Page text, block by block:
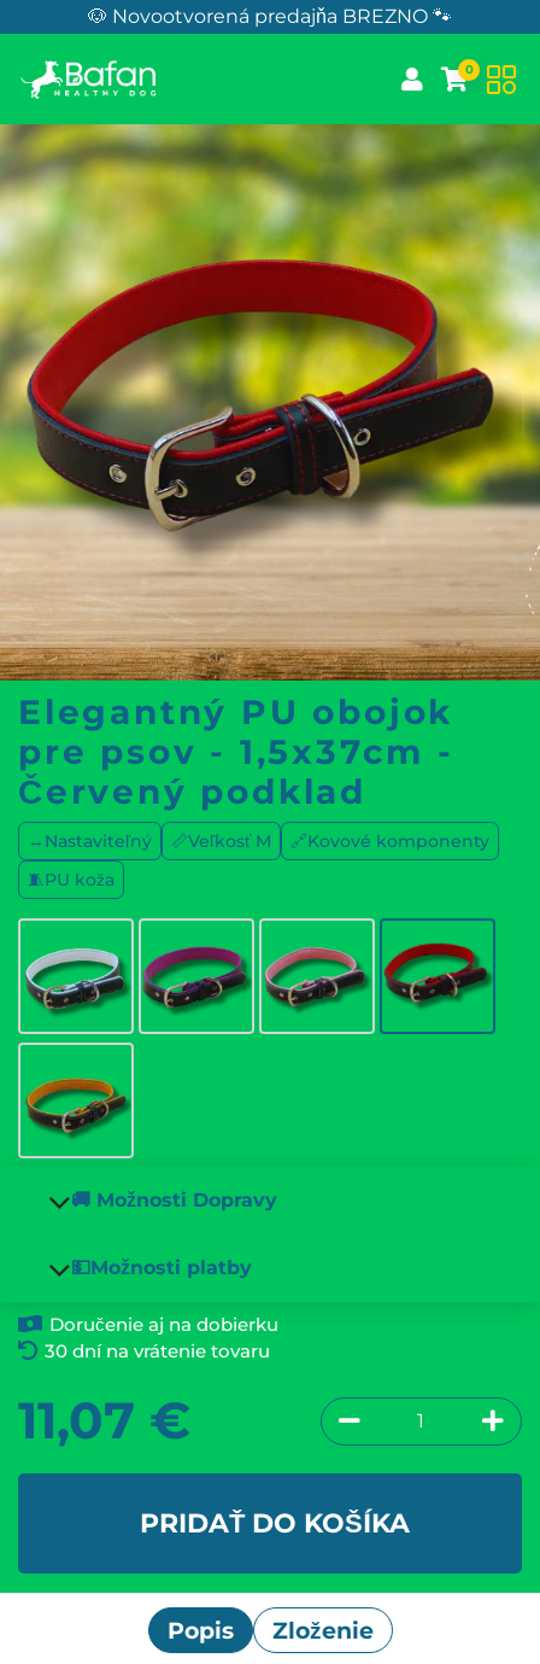
Skip to Content🐶 Novootvorená predajňa BREZNO 🐾
0
Elegantný PU obojok
pre psov - 1,5x37cm -
Červený podklad
↔️Nastaviteľný 📏Veľkosť M
🔗Kovové komponenty
🧵PU koža
🚚 Možnosti Dopravy
💵Možnosti platby
Doručenie aj na dobierku
30 dní na vrátenie tovaru
11,07 €
PRIDAŤ DO KOŠÍKA
Popis Zloženie